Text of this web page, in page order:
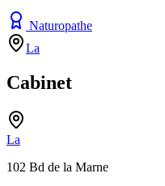
Naturopathe
La
Cabinet
La
102 Bd de la Marne